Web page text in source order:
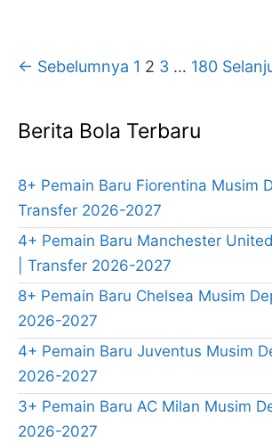
2027
Navigasi
← Sebelumnya 1 2 3 … 180
Berita Bola Terbaru
8+ Pemain Baru Fiorentina Musim
Transfer 2026-2027
4+ Pemain Baru Manchester
| Transfer 2026-2027
8+ Pemain Baru Chelsea Musim
2026-2027
4+ Pemain Baru Juventus Musim
2026-2027
3+ Pemain Baru AC Milan Musim
2026-2027